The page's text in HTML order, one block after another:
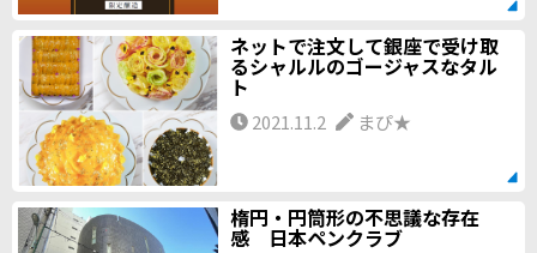
ネットで注文して銀座で受け取
るシャルルのゴージャスなタル
ト
2021.11.2 まぴ★
楕円・円筒形の不思議な存在
感 日本ペンクラブ